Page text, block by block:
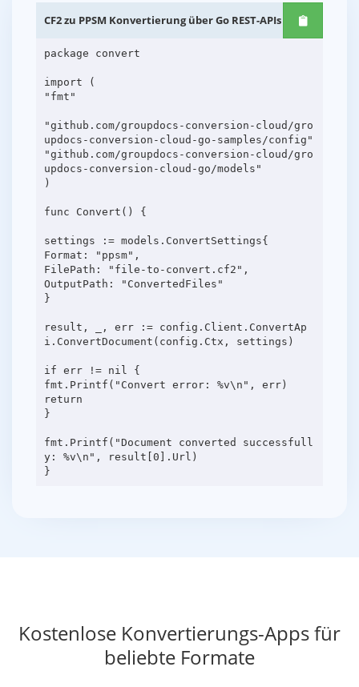
CF2 zu PPSM Konvertierung über Go REST-APIs
package convert
import (
"fmt"
"github.com/groupdocs-conversion-cloud/gro
updocs-conversion-cloud-go-samples/config"
"github.com/groupdocs-conversion-cloud/gro
updocs-conversion-cloud-go/models"
)
func Convert() {
settings := models.ConvertSettings{
Format: "ppsm",
FilePath: "file-to-convert.cf2",
OutputPath: "ConvertedFiles"
}
result, _, err := config.Client.ConvertAp
i.ConvertDocument(config.Ctx, settings)
if err != nil {
fmt.Printf("Convert error: %v\n", err)
return
}
fmt.Printf("Document converted successfull
y: %v\n", result[0].Url)
Kostenlose Konvertierungs-Apps für
beliebte Formate